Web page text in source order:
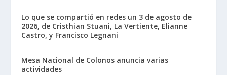
Lo que se compartió en redes un 3 de agosto de
2026, de Cristhian Stuani, La Vertiente, Elianne
Castro, y Francisco Legnani
Mesa Nacional de Colonos anuncia varias
actividades